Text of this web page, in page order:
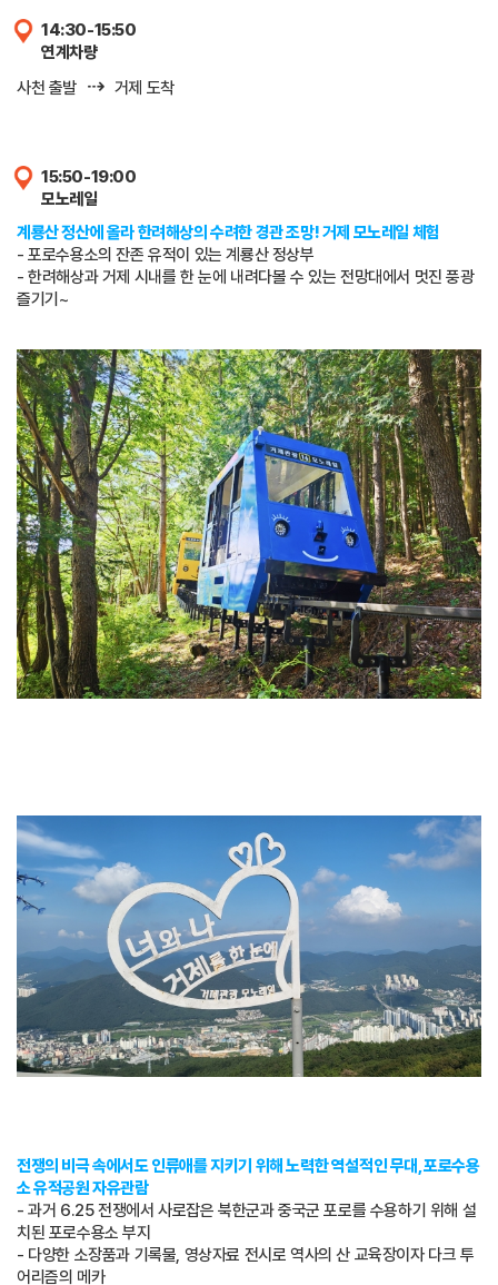
14:30-15:50
연계차량
사천 출발 ⇢ 거제 도착
15:50-19:00
모노레일
계룡산 정산에 올라 한려해상의 수려한 경관 조망! 거제 모노레일 체험
- 포로수용소의 잔존 유적이 있는 계룡산 정상부
- 한려해상과 거제 시내를 한 눈에 내려다볼 수 있는 전망대에서 멋진 풍광
즐기기~
전쟁의 비극 속에서도 인류애를 지키기 위해 노력한 역설적인 무대, 포로수용
소 유적공원 자유관람
- 과거 6.25 전쟁에서 사로잡은 북한군과 중국군 포로를 수용하기 위해 설
치된 포로수용소 부지
- 다양한 소장품과 기록물, 영상자료 전시로 역사의 산 교육장이자 다크 투
어리즘의 메카